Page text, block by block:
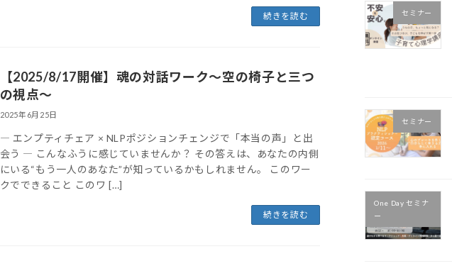
続きを読む
【2025/8/17開催】魂の対話ワーク〜空の椅子と三つ
の視点〜
2025年6月25日
― エンプティチェア × NLPポジションチェンジで「本当の声」と出
会う ― こんなふうに感じていませんか？ その答えは、あなたの内側
にいる“もう一人のあなた”が知っているかもしれません。 このワー
クでできること このワ […]
続きを読む
セミナー
セミナー
One Day セミナ
ー